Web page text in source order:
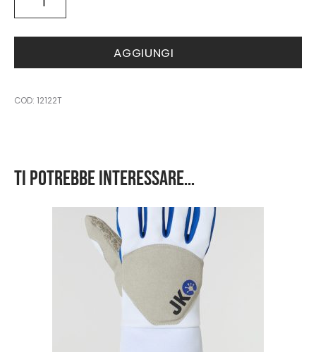
barrel
point
quantità
AGGIUNGI
COD: 12122T
Ti potrebbe interessare…